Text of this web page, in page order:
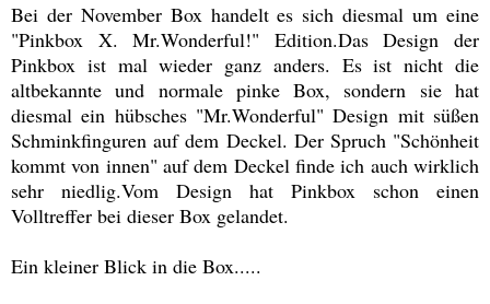
Bei der November Box handelt es sich diesmal um eine
"Pinkbox X. Mr.Wonderful!" Edition.Das Design der
Pinkbox ist mal wieder ganz anders. Es ist nicht die
altbekannte und normale pinke Box, sondern sie hat
diesmal ein hübsches "Mr.Wonderful" Design mit süßen
Schminkfinguren auf dem Deckel. Der Spruch "Schönheit
kommt von innen" auf dem Deckel finde ich auch wirklich
sehr niedlig.Vom Design hat Pinkbox schon einen
Volltreffer bei dieser Box gelandet.
Ein kleiner Blick in die Box.....